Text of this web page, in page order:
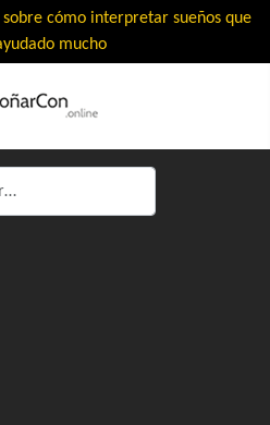
sobre cómo interpretar sueños que
mucho